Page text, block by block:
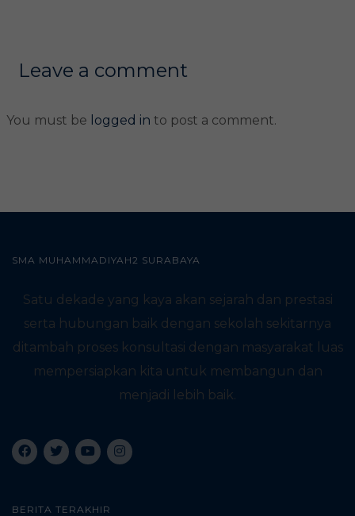
Leave a comment
You must be logged in to post a comment.
SMA MUHAMMADIYAH2 SURABAYA
Satu dekade yang kaya akan sejarah dan prestasi
serta hubungan baik dengan sekolah sekitarnya
ditambah proses konsultasi dengan masyarakat luas
mempersiapkan kita untuk membangun dan
menjadi lebih baik.
BERITA TERAKHIR